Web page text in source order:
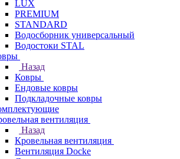
LUX
PREMIUM
STANDARD
Водосборник универсальный
Водостоки STAL
Назад
Ковры
Ендовые ковры
Подкладочные ковры
вентиляция
Назад
Кровельная вентиляция
Вентиляция Docke